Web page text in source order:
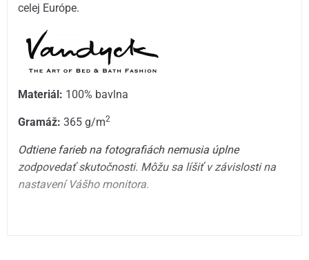
celej Európe.
Materiál: 100% bavlna
Gramáž: 365 g/m2
Odtiene farieb na fotografiách nemusia úplne
zodpovedať skutočnosti. Môžu sa líšiť v závislosti na
nastavení Vášho monitora.